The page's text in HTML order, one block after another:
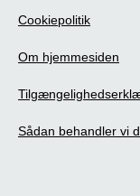
Cookiepolitik
Om hjemmesiden
Sådan behandler vi